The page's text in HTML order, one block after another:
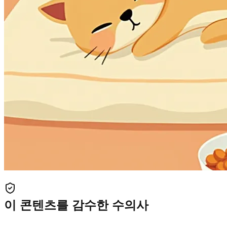
이 콘텐츠를 감수한 수의사